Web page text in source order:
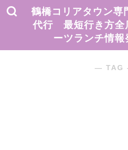
鶴橋コリアタウン専
代行 最短行き方全
ーツランチ情
― TAG